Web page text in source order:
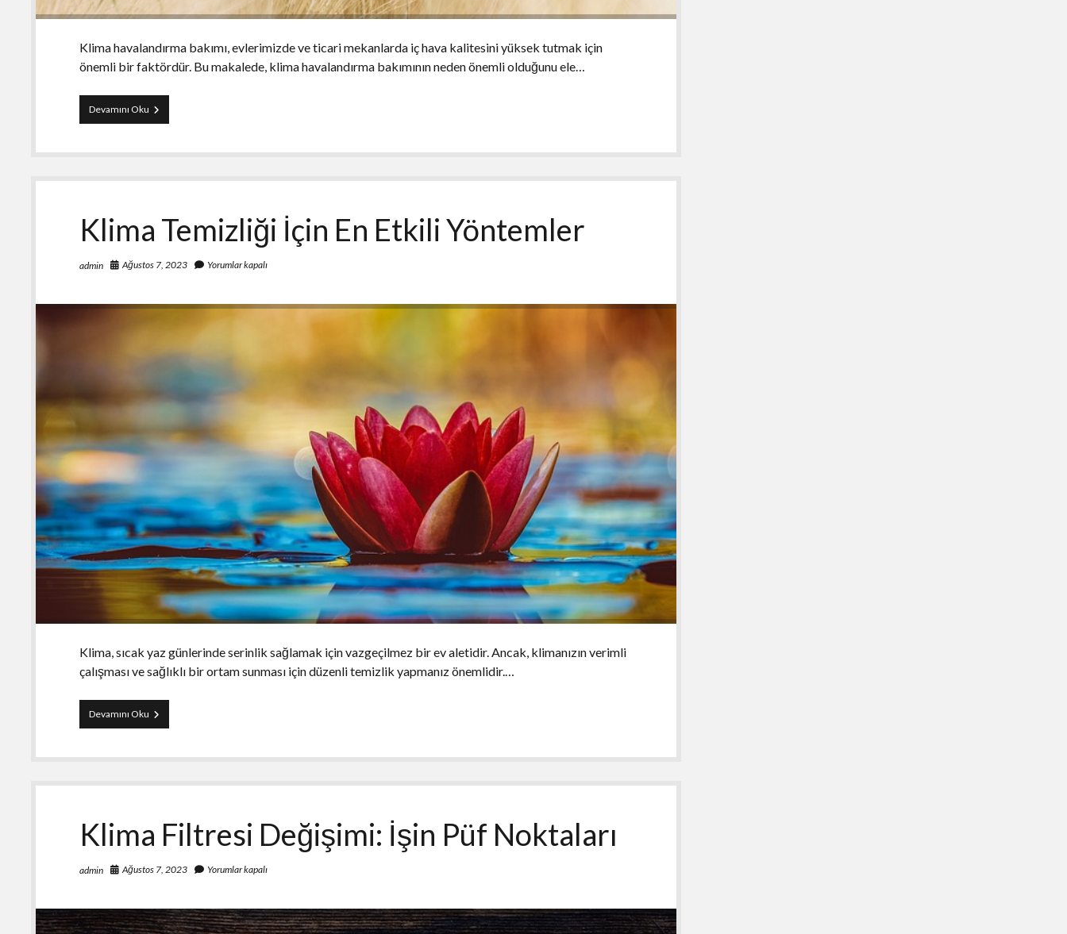
Klima havalandırma bakımı, evlerimizde ve ticari mekanlarda iç hava kalitesini yüksek tutmak için
önemli bir faktördür. Bu makalede, klima havalandırma bakımının neden önemli olduğunu ele…
Devamını Oku Klima
Havalandırma
Neden
Klima Temizliği İçin En Etkili Yöntemler
admin Ağustos 7, 2023 Yorumlar kapalı
Klima, sıcak yaz günlerinde serinlik sağlamak için vazgeçilmez bir ev aletidir. Ancak, klimanızın verimli
çalışması ve sağlıklı bir ortam sunması için düzenli temizlik yapmanız önemlidir.…
Devamını Oku Klima
Temizliği
En
Yöntemler
Klima Filtresi Değişimi: İşin Püf Noktaları
admin Ağustos 7, 2023 Yorumlar kapalı